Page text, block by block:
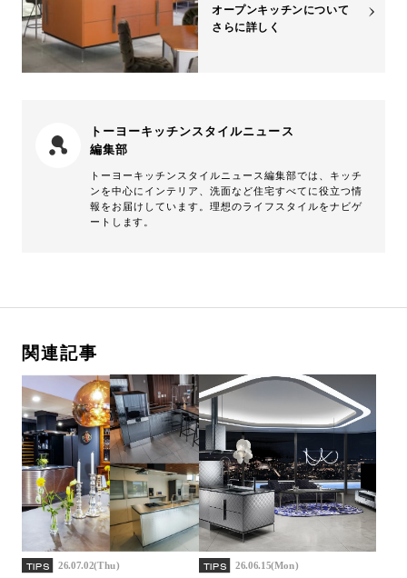
オープンキッチンについて
さらに詳しく
トーヨーキッチンスタイルニュース
編集部
トーヨーキッチンスタイルニュース編集部では、キッチ
ンを中心にインテリア、洗面など住宅すべてに役立つ情
報をお届けしています。理想のライフスタイルをナビゲ
ートします。
関連記事
TIPS 26.07.02(Thu) TIPS 26.06.15(Mon)